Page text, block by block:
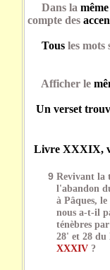
Dans la
compte des
Tous les mots
Afficher le
Un verset
Livre XXXIX,
9 Revivant la
l'abandon
à Pâques,
nous a-t-il
ténèbres
28' et 28
XXXIV?